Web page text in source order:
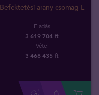
Befektetési arany csomag L
Eladás
3 619 704 ft
Vétel
3 468 435 ft